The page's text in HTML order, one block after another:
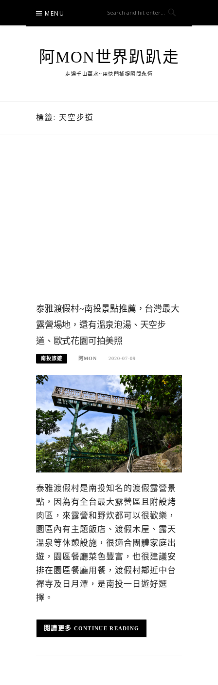
content
MENU
阿MON世界趴趴走
走遍千山萬水~用快門捕捉瞬間永恆
標籤: 天空步道
泰雅渡假村~南投景點推薦，台灣最大
露營場地，還有溫泉泡湯、天空步
道、歐式花園可拍美照
南投旅遊 阿MON 2020-07-09
泰雅渡假村是南投知名的渡假露營景
點，因為有全台最大露營區且附設烤
肉區，來露營和野炊都可以很歡樂，
園區內有主題飯店、渡假木屋、露天
溫泉等休憩設施，很適合團體家庭出
遊，園區餐廳菜色豐富，也很建議安
排在園區餐廳用餐，渡假村鄰近中台
禪寺及日月潭，是南投一日遊好選
擇。
CONTINUE READING